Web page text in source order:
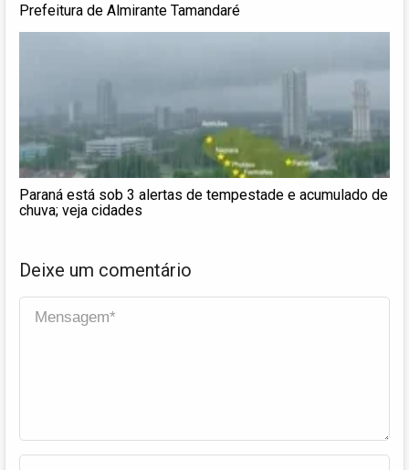
Prefeitura de Almirante Tamandaré
Paraná está sob 3 alertas de tempestade e acumulado de
chuva; veja cidades
Deixe um comentário